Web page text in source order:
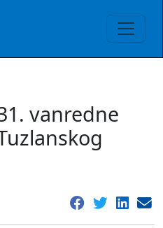
vanredne